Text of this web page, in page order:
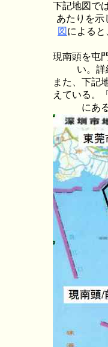
下記地図で
あたりを示
図 による
現南頭を屯
い。詳
また、下記
えている。
にあ